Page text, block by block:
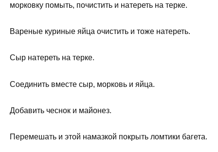
морковку помыть, почистить и натереть на терке.
Вареные куриные яйца очистить и тоже натереть.
Сыр натереть на терке.
Соединить вместе сыр, морковь и яйца.
Добавить чеснок и майонез.
Перемешать и этой намазкой покрыть ломтики багета.